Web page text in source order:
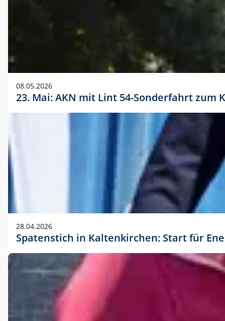
08.05.2026
23. Mai: AKN mit Lint 54-Sonderfahrt
28.04.2026
Spatenstich in Kaltenkirchen: Start für